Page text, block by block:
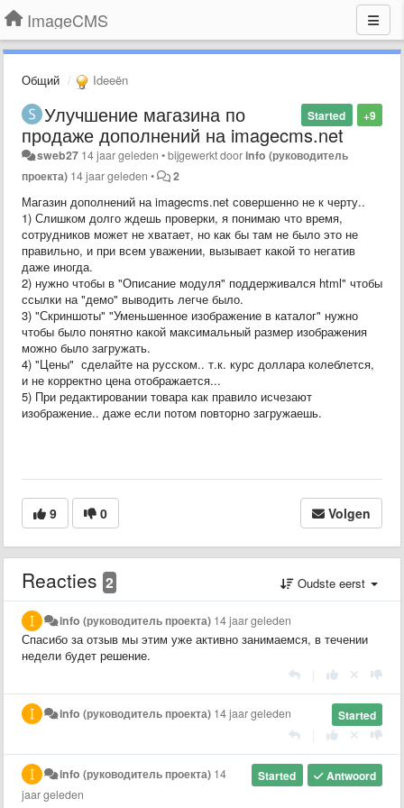
ImageCMS
Общий Ideeën
+9
Started
Улучшение магазина по
продаже дополнений на imagecms.net
sweb27 14 jaar geleden •bijgewerkt doorinfo (руководитель
проекта) 14 jaar geleden • 2
Магазин дополнений на imagecms.net совершенно не к черту..
1) Слишком долго ждешь проверки, я понимаю что время,
сотрудников может не хватает, но как бы там не было это не
правильно, и при всем уважении, вызывает какой то негатив
даже иногда.
2) нужно чтобы в "Описание модуля" поддерживался html" чтобы
ссылки на "демо" выводить легче было.
3) "Скриншоты" "Уменьшенное изображение в каталог" нужно
чтобы было понятно какой максимальный размер изображения
можно было загружать.
4) "Цены" сделайте на русском.. т.к. курс доллара колеблется,
и не корректно цена отображается...
5) При редактировании товара как правило исчезают
изображение.. даже если потом повторно загружаешь.
9 0 Volgen
Reacties 2 Oudste eerst
info (руководитель проекта) 14 jaar geleden
Спасибо за отзыв мы этим уже активно занимаемся, в течении
недели будет решение.
Started
info (руководитель проекта) 14 jaar geleden
Antwoord
Started
info (руководитель проекта) 14
jaar geleden